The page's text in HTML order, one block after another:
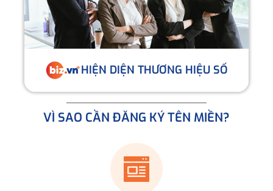
HIỆN DIỆN THƯƠNG HIỆU SỐ
VÌ SAO CẦN ĐĂNG KÝ TÊN MIỀN?